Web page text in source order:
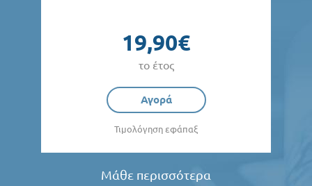
19,90€
το έτος
Αγορά
Τιμολόγηση εφάπαξ
Μάθε περισσότερα